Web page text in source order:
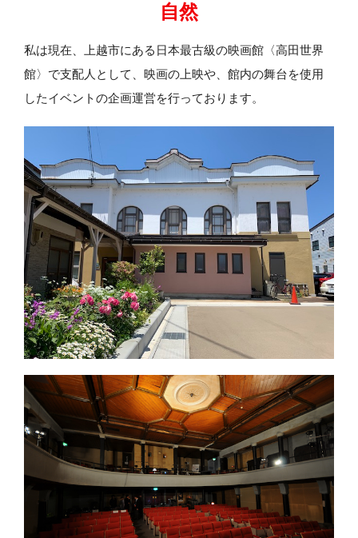
自然
私は現在、上越市にある日本最古級の映画館〈高田世界
館〉で支配人として、映画の上映や、館内の舞台を使用
したイベントの企画運営を行っております。